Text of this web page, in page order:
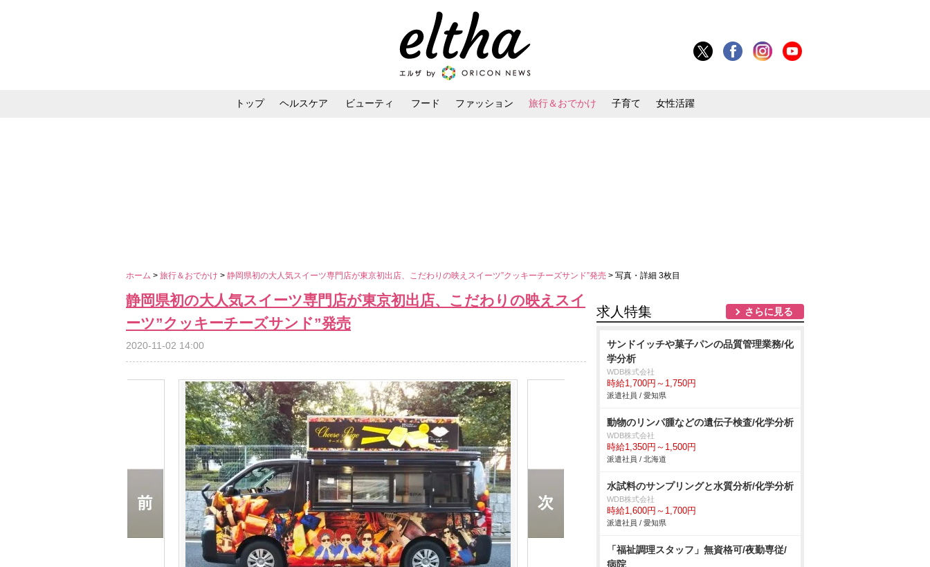
トップ ヘルスケア ビューティ フード ファッション 旅行＆おでかけ 子育て 女性活躍
ホーム > 旅行＆おでかけ > 静岡県初の大人気スイーツ専門店が東京初出店、こだわりの映えスイーツ”クッキーチーズサンド”発売 > 写真・詳細 3枚目
静岡県初の大人気スイーツ専門店が東京初出店、こだわりの映えスイ
ーツ”クッキーチーズサンド”発売
2020-11-02 14:00
求人特集 さらに見る
サンドイッチや菓子パンの品質管理業務/化
学分析
WDB株式会社
時給1,700円～1,750円
派遣社員 / 愛知県
動物のリンパ腫などの遺伝子検査/化学分析
WDB株式会社
時給1,350円～1,500円
派遣社員 / 北海道
水試料のサンプリングと水質分析/化学分析
WDB株式会社
時給1,600円～1,700円
派遣社員 / 愛知県
「福祉調理スタッフ」無資格可/夜勤専従/
病院